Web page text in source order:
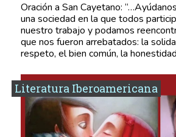
Oración a San Cayetano:
una sociedad en la que todos
nuestro trabajo y podamos
que nos fueron arrebatados: la
respeto, el bien común, la
Literatura Iberoamericana